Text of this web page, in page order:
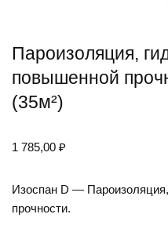
Пароизоляция,
повышенной
(35м²)
1 785,00 ₽
Изоспан D —
прочности.